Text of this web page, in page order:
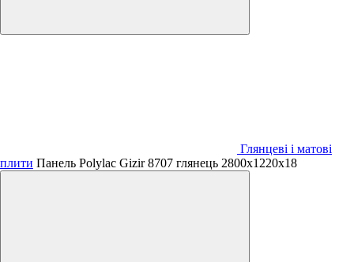
Глянцеві і матові
плити Панель Polylac Gizir 8707 глянець 2800х1220х18